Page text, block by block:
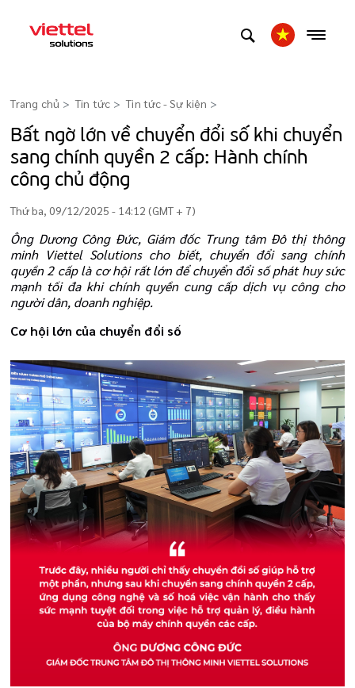
Trang chủ Tin tức Tin tức - Sự kiện >
Bất ngờ lớn về chuyển đổi số khi chuyển
sang chính quyền 2 cấp: Hành chính
công chủ động
Thứ ba, 09/12/2025 - 14:12 (GMT + 7)
Ông Dương Công Đức, Giám đốc Trung tâm Đô thị thông
minh Viettel Solutions cho biết, chuyển đổi sang chính
quyền 2 cấp là cơ hội rất lớn để chuyển đổi số phát huy sức
mạnh tối đa khi chính quyền cung cấp dịch vụ công cho
người dân, doanh nghiệp.
Cơ hội lớn của chuyển đổi số